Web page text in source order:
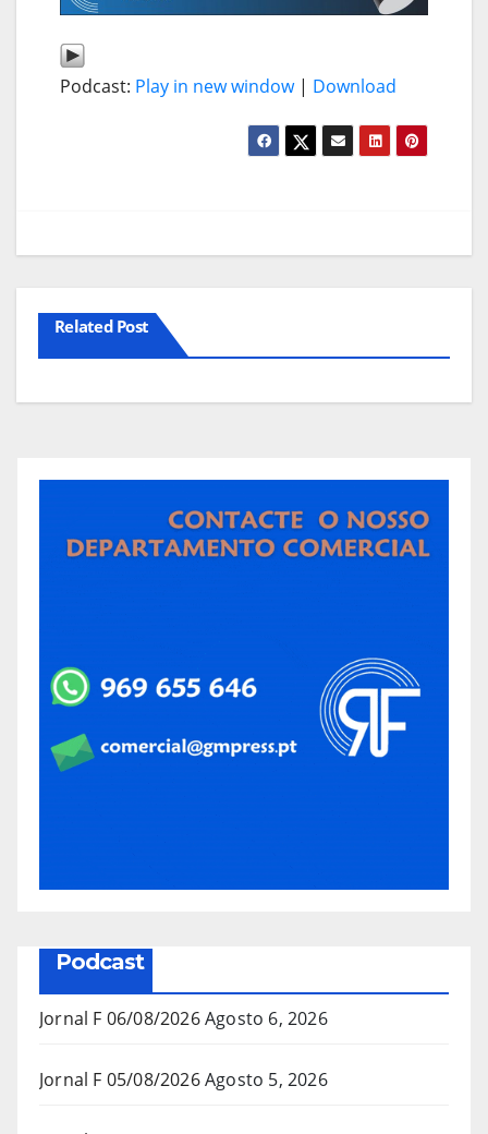
Podcast: Play in new window| Download
Related Post
Podcast
Jornal F 06/08/2026Agosto 6, 2026
Jornal F 05/08/2026Agosto 5, 2026